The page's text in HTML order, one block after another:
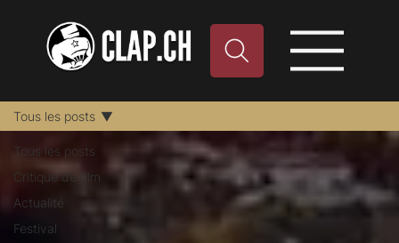
Tous les posts
Critique de film
Actualité
Festival
Tous les posts